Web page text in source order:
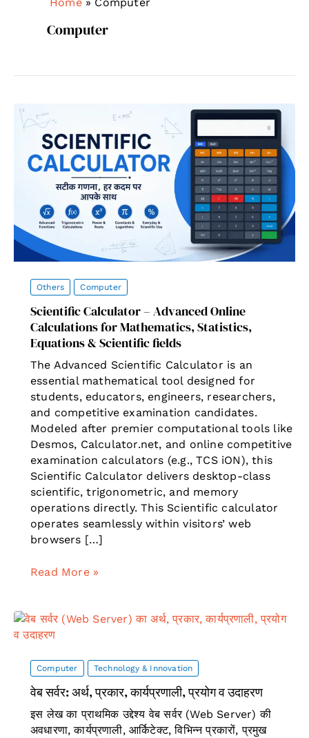
Computer
Others Computer
Scientific Calculator – Advanced Online
Calculations for Mathematics, Statistics,
Equations & Scientific fields
The Advanced Scientific Calculator is an
essential mathematical tool designed for
students, educators, engineers, researchers,
and competitive examination candidates.
Modeled after premier computational tools like
Desmos, Calculator.net, and online competitive
examination calculators (e.g., TCS iON), this
Scientific Calculator delivers desktop-class
scientific, trigonometric, and memory
operations directly. This Scientific calculator
operates seamlessly within visitors’ web
browsers […]
Scientific
Advanced
Online
for
Mathematics,
Statistics,
Equations
&
Read More »
Computer Technology & Innovation
वेब सर्वर: अर्थ, प्रकार, कार्यप्रणाली, प्रयोग व उदाहरण
इस लेख का प्राथमिक उद्देश्य वेब सर्वर (Web Server) की
अवधारणा, कार्यप्रणाली, आर्किटेक्ट, विभिन्न प्रकारों, प्रमुख